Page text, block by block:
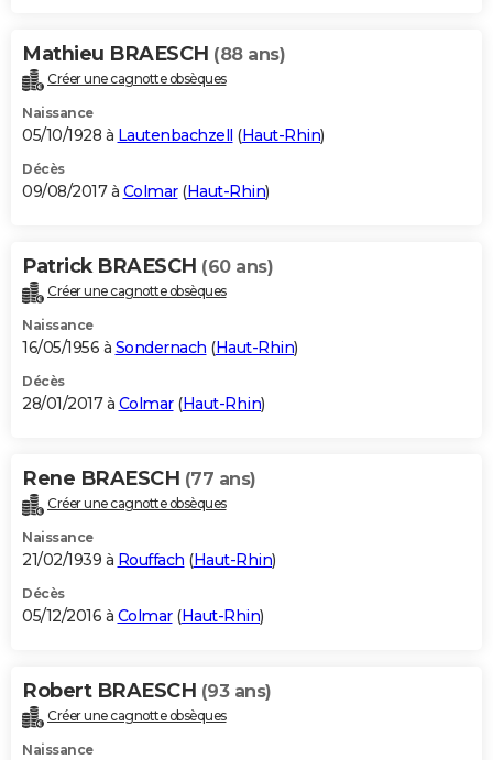
Mathieu BRAESCH (88 ans)
Créer une cagnotte obsèques
Naissance
05/10/1928 à Lautenbachzell (Haut-Rhin)
Décès
09/08/2017 à Colmar(Haut-Rhin)
Patrick BRAESCH (60 ans)
Créer une cagnotte obsèques
Naissance
16/05/1956 à Sondernach (Haut-Rhin)
Décès
28/01/2017 à Colmar(Haut-Rhin)
Rene BRAESCH (77 ans)
Créer une cagnotte obsèques
Naissance
21/02/1939 à Rouffach (Haut-Rhin)
Décès
05/12/2016 à Colmar(Haut-Rhin)
Robert BRAESCH (93 ans)
Créer une cagnotte obsèques
Naissance